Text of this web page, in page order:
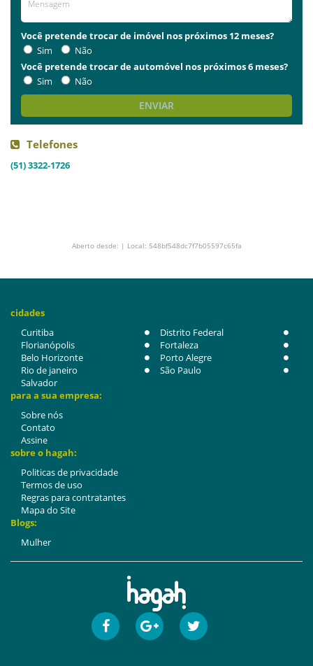
Você pretende trocar de imóvel nos próximos 12 meses?
Sim
Não
Você pretende trocar de automóvel nos próximos 6 meses?
Sim
Não
ENVIAR
Telefones
(51) 3322-1726
Aberto desde: | Local: 548bf548dc7f7b05597c65fa
cidades
Curitiba
Distrito Federal
Florianópolis
Fortaleza
Belo Horizonte
Porto Alegre
Rio de janeiro
São Paulo
Salvador
para a sua empresa:
Sobre nós
Contato
Assine
sobre o hagah:
Politicas de privacidade
Termos de uso
Regras para contratantes
Mapa do Site
Blogs:
Mulher